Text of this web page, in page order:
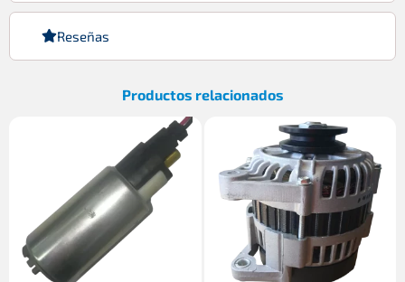
Reseñas
Productos relacionados